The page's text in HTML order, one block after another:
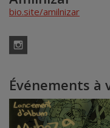
bio.site/amilnizar
Événements à